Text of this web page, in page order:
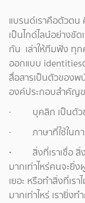
แบรนด์เราคือตัวต
เป็นไกด์ไลน์อย่างชั
กัน เล่าให้ทีมฟัง ทุ
ออกแบบ identities
สื่อสารเป็นตัวของพ
องค์ประกอบสำคัญ
· บุคลิก เป็นตัวข
· ภาษาที่ใช้ในกา
·
สิ่งที่เราเชื่อ
มากเท่าไหร่คนจะยิ่
เยอะ หรือทำสิ่งที่เรา
มากเท่าไหร่ เรายิ่ง